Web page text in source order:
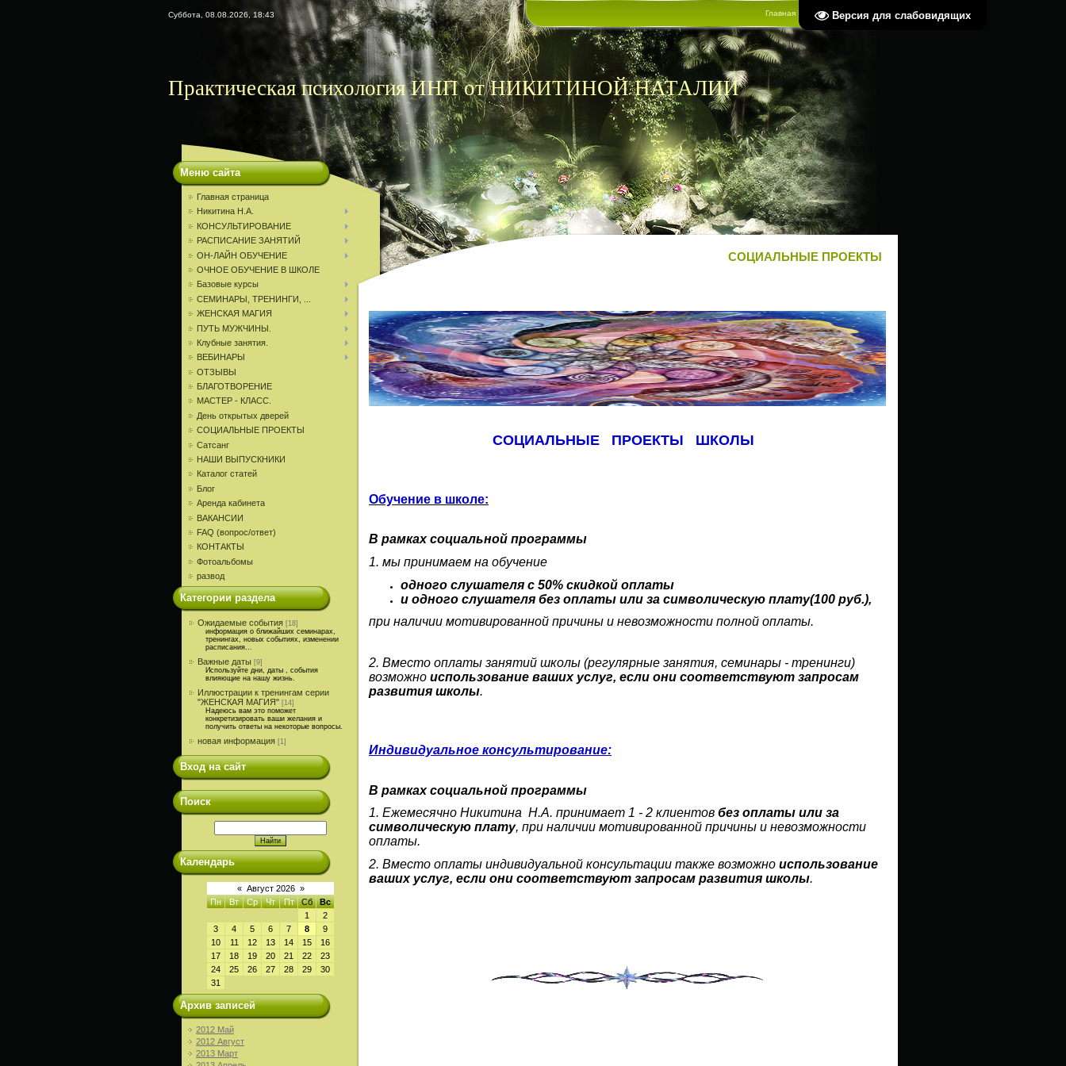
Версия для слабовидящих
Суббота, 08.08.2026, 18:43 Главная Регистрация|Вход
Практическая психология ИНП от НИКИТИНОЙ НАТАЛИИ
Меню сайта
Главная страница
Никитина Н.А.
КОНСУЛЬТИРОВАНИЕ
РАСПИСАНИЕ ЗАНЯТИЙ
ОН-ЛАЙН ОБУЧЕНИЕ
ОЧНОЕ ОБУЧЕНИЕ В ШКОЛЕ
Базовые курсы
СЕМИНАРЫ, ТРЕНИНГИ, ...
ЖЕНСКАЯ МАГИЯ
ПУТЬ МУЖЧИНЫ.
Клубные занятия.
ВЕБИНАРЫ
ОТЗЫВЫ
БЛАГОТВОРЕНИЕ
МАСТЕР - КЛАСС.
День открытых дверей
СОЦИАЛЬНЫЕ ПРОЕКТЫ
Сатсанг
НАШИ ВЫПУСКНИКИ
Каталог статей
Блог
Аренда кабинета
ВАКАНСИИ
FAQ (вопрос/ответ)
КОНТАКТЫ
Фотоальбомы
развод
Категории раздела
Ожидаемые события [18]
информация о ближайших семинарах,
тренингах, новых событиях, изменении
расписания...
Важные даты [9]
Используйте дни, даты , события
влияющие на нашу жизнь.
Иллюстрации к тренингам серии
"ЖЕНСКАЯ МАГИЯ" [14]
Надеюсь вам это поможет
конкретизировать ваши желания и
получить ответы на некоторые вопросы.
новая информация [1]
Вход на сайт
Поиск
Календарь
« Август 2026 »
Пн
Вт Ср Чт Пт Сб
Вс
1
2
3
4 5 6 7 8
9
10
11 12 13 14 15
16
17
18 19 20 21 22
23
24
25 26 27 28 29
30
31
Архив записей
2012 Май
2012 Август
2013 Март
СОЦИАЛЬНЫЕ ПРОЕКТЫ
СОЦИАЛЬНЫЕ ПРОЕКТЫ ШКОЛЫ
Обучение в школе:
В рамках социальной программы
1. мы принимаем на обучение
одного слушателя с 50% скидкой оплаты
и одного слушателя без оплаты или за символическую плату(100 руб.),
при наличии мотивированной причины и невозможности полной оплаты.
2. Вместо оплаты занятий школы (регулярные занятия, семинары - тренинги)
возможно использование ваших услуг, если они соответствуют запросам
развития школы.
Индивидуальное консультирование:
В рамках социальной программы
1. Ежемесячно Никитина Н.А. принимает 1 - 2 клиентов без оплаты или за
символическую плату, при наличии мотивированной причины и невозможности
оплаты.
2. Вместо оплаты индивидуальной консультации также возможно использование
ваших услуг, если они соответствуют запросам развития школы.